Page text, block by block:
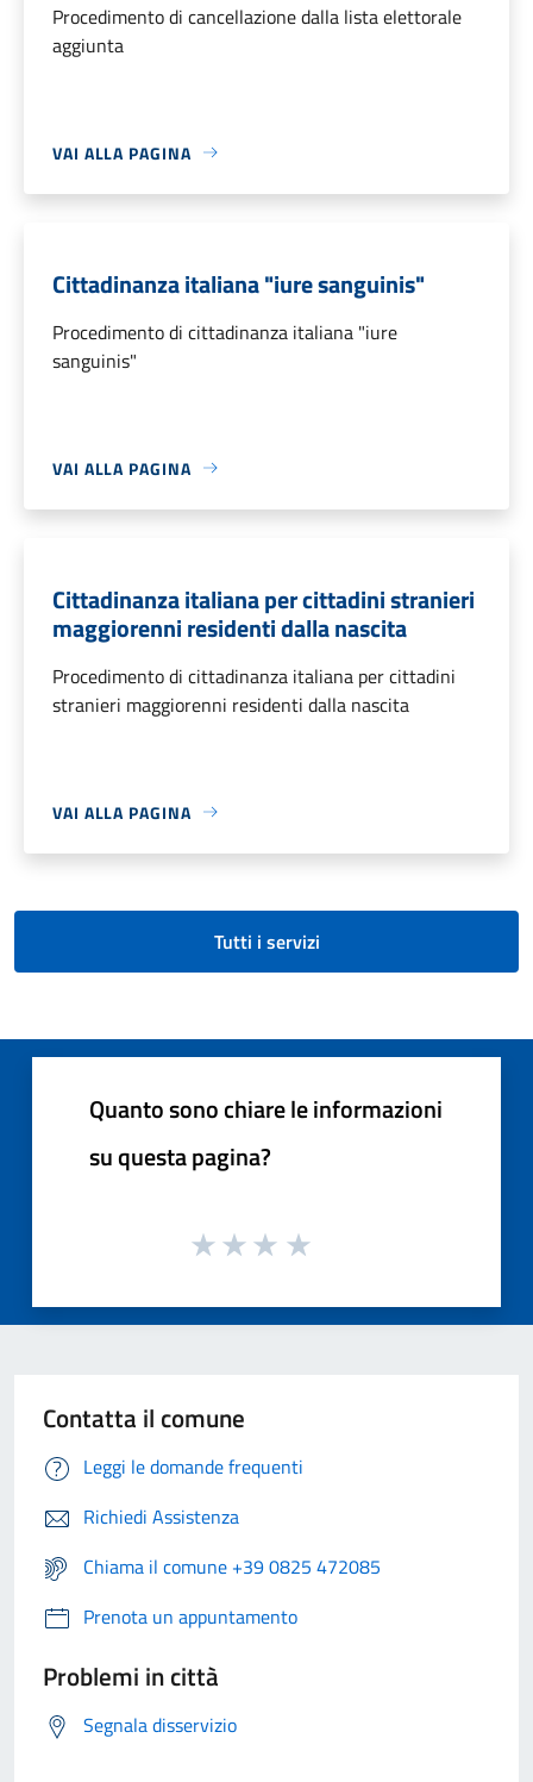
Procedimento di cancellazione dalla lista elettorale
aggiunta
VAI ALLA PAGINA
Cittadinanza italiana "iure sanguinis"
Procedimento di cittadinanza italiana "iure
sanguinis"
VAI ALLA PAGINA
Cittadinanza italiana per cittadini stranieri
maggiorenni residenti dalla nascita
Procedimento di cittadinanza italiana per cittadini
stranieri maggiorenni residenti dalla nascita
VAI ALLA PAGINA
Tutti i servizi
Quanto sono chiare le informazioni
su questa pagina?
Contatta il comune
Leggi le domande frequenti
Richiedi Assistenza
Chiama il comune +39 0825 472085
Prenota un appuntamento
Problemi in città
Segnala disservizio